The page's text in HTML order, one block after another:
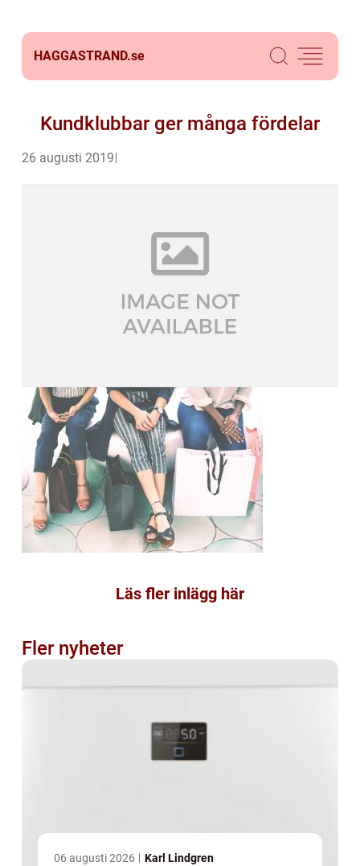
HAGGASTRAND.se
Kundklubbar ger många fördelar
26 augusti 2019
Läs fler inlägg här
Fler nyheter
06 augusti 2026 Karl Lindgren